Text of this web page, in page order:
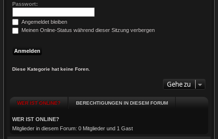
Passwort:
Angemeldet bleiben
Meinen Online-Status während dieser Sitzung verbergen
Diese Kategorie hat keine Foren.
Gehe zu
WER IST ONLINE? BERECHTIGUNGEN IN DIESEM FORUM
WER IST ONLINE?
Mitglieder in diesem Forum: 0 Mitglieder und 1 Gast